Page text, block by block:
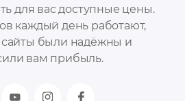
для вас доступные цены.
каждый день работают,
были надёжны и
вам прибыль.